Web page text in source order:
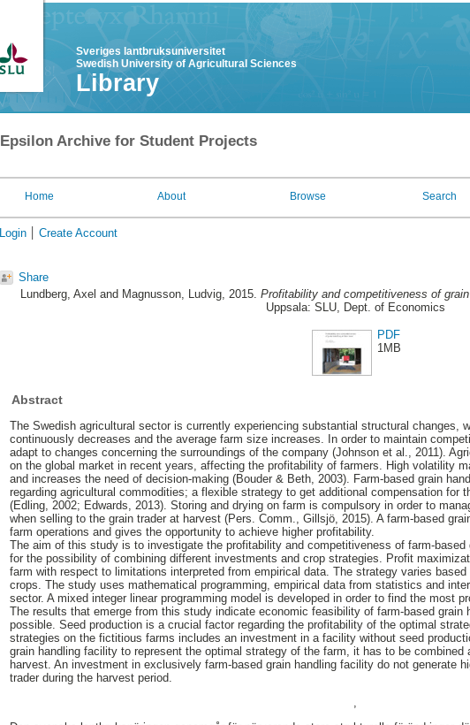
Sveriges lantbruksuniversitet
Swedish University of Agricultural Sciences
Library
Epsilon Archive for Student Projects
Home About Browse Search
Login Create Account
Share
Lundberg, Axel and Magnusson, Ludvig, 2015. Profitability and competitiveness of
Uppsala: SLU, Dept. of Economics
PDF
1MB
Abstract
The Swedish agricultural sector is currently experiencing substantial structural changes,
continuously decreases and the average farm size increases. In order to maintain
adapt to changes concerning the surroundings of the company (Johnson et al., 2011).
on the global market in recent years, affecting the profitability of farmers. High volatility
and increases the need of decision-making (Bouder & Beth, 2003). Farm-based grain
regarding agricultural commodities; a flexible strategy to get additional compensation for
(Edling, 2002; Edwards, 2013). Storing and drying on farm is compulsory in order to
when selling to the grain trader at harvest (Pers. Comm., Gillsjö, 2015). A farm-based
farm operations and gives the opportunity to achieve higher profitability.
The aim of this study is to investigate the profitability and competitiveness of farm-
for the possibility of combining different investments and crop strategies. Profit
farm with respect to limitations interpreted from empirical data. The strategy varies
crops. The study uses mathematical programming, empirical data from statistics and
sector. A mixed integer linear programming model is developed in order to find the most
The results that emerge from this study indicate economic feasibility of farm-based grain
possible. Seed production is a crucial factor regarding the profitability of the optimal
strategies on the fictitious farms includes an investment in a facility without seed
grain handling facility to represent the optimal strategy of the farm, it has to be combined
harvest. An investment in exclusively farm-based grain handling facility do not generate
trader during the harvest period.